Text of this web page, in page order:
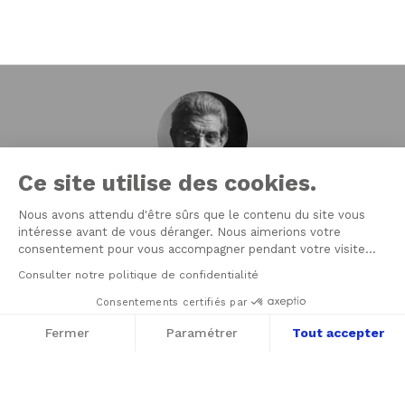
Le 21 juin 1964, Jacques Lacan fonde son École de psychanalyse
(l’École française de psychanalyse) dans le but d’assurer la
formation du psychanalyste, la transmission de la psychanalyse et
de reconquérir le Champ freudien. La Nouvelle École Lacanienne
(NLS), créée en 2003 par Jacques-Alain Miller est l’une des sept
Psychanalyse (AMP). La NLS est membre de l’EuroFédération de
Ce site utilise des cookies.
Nous avons attendu d'être sûrs que le contenu du site vous
intéresse avant de vous déranger. Nous aimerions votre
consentement pour vous accompagner pendant votre visite...
Consulter notre politique de confidentialité
Consentements certifiés par
Fermer Paramétrer Tout accepter